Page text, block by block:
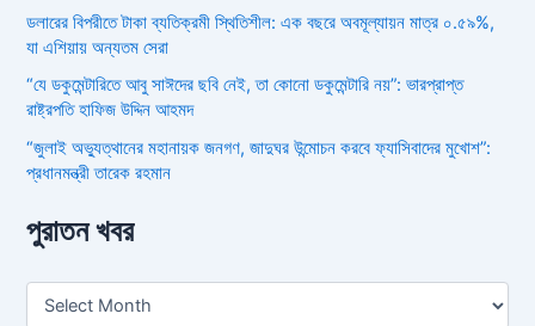
ডলারের বিপরীতে টাকা ব্যতিক্রমী স্থিতিশীল: এক বছরে অবমূল্যায়ন মাত্র ০.৫৯%,
যা এশিয়ায় অন্যতম সেরা
“যে ডকুমেন্টারিতে আবু সাঈদের ছবি নেই, তা কোনো ডকুমেন্টারি নয়”: ভারপ্রাপ্ত
রাষ্ট্রপতি হাফিজ উদ্দিন আহমদ
“জুলাই অভ্যুত্থানের মহানায়ক জনগণ, জাদুঘর উন্মোচন করবে ফ্যাসিবাদের মুখোশ”:
প্রধানমন্ত্রী তারেক রহমান
পুরাতন খবর